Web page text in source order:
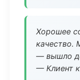
Хорошее
качество.
— вышло
— Клиент